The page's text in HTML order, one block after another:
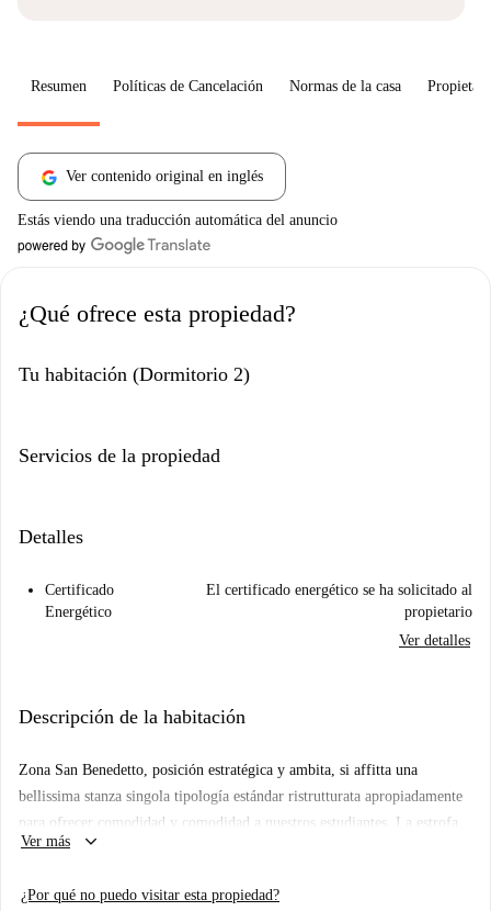
Resumen Políticas de Cancelación Normas de la casa
Ver contenido original en inglés
Estás viendo una traducción automática del anuncio
¿Qué ofrece esta propiedad?
Tu habitación (Dormitorio 2)
Servicios de la propiedad
Detalles
Certificado
Energético
El certificado energético se ha solicitado al
propietario
Ver detalles
Descripción de la habitación
Zona San Benedetto, posición estratégica y ambita, si affitta una
bellissima stanza singola tipología estándar ristrutturata apropiadamente
para ofrecer comodidad y comodidad a nuestros estudiantes. La estrofa
es dotata di letto singolo, armadio 3 ante, scrivania, sedia, comodino,
umore e aiutano nello studio.
Ver más keyboard_arrow_down
¿Por qué no puedo visitar esta propiedad?